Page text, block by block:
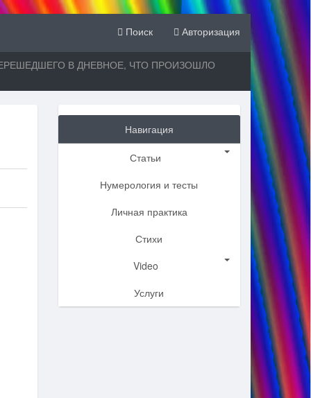
Поиск Авторизация
В ДНЕВНОЕ, ЧТО ПРОИЗОШЛО
Навигация
Статьи
Нумерология и тесты
Личная практика
Стихи
Video
Услуги